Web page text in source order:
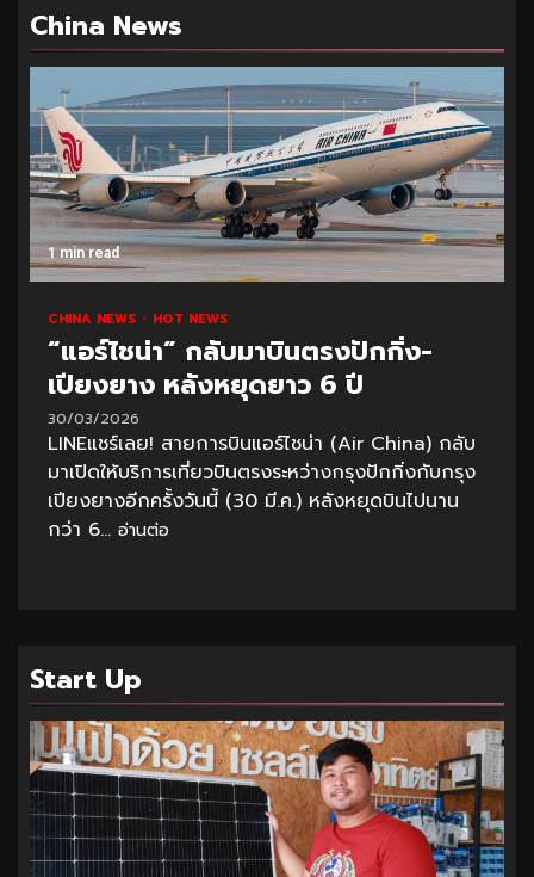
China News
1 min read
CHINA NEWS HOT NEWS
“แอร์ไชน่า” กลับมาบินตรงปักกิ่ง-
เปียงยาง หลังหยุดยาว 6 ปี
30/03/2026
LINEแชร์เลย! สายการบินแอร์ไชน่า (Air China) กลับ
มาเปิดให้บริการเที่ยวบินตรงระหว่างกรุงปักกิ่งกับกรุง
เปียงยางอีกครั้งวันนี้ (30 มี.ค.) หลังหยุดบินไปนาน
กว่า 6... อ่านต่อ
Start Up